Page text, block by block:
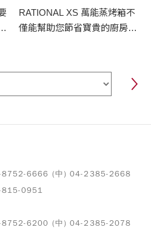
箱
RATIONAL XS 萬能蒸烤箱不
僅能幫助您節省寶貴的廚房空
預期的成本效益，是咖啡廳不
8752-6666 (中) 04-2385-2668
0951
8752-6200 (中) 04-2385-2078